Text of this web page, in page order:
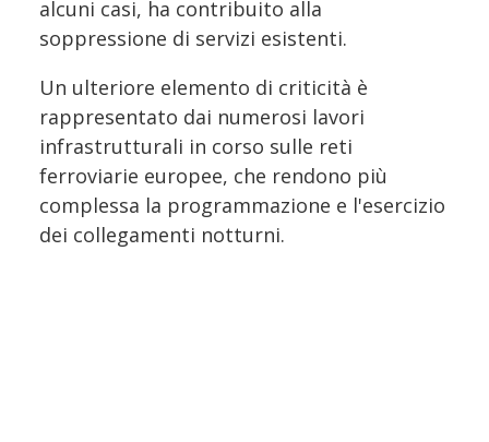
alcuni casi, ha contribuito alla
soppressione di servizi esistenti.
Un ulteriore elemento di criticità è
rappresentato dai numerosi lavori
infrastrutturali in corso sulle reti
ferroviarie europee, che rendono più
complessa la programmazione e l'esercizio
dei collegamenti notturni.